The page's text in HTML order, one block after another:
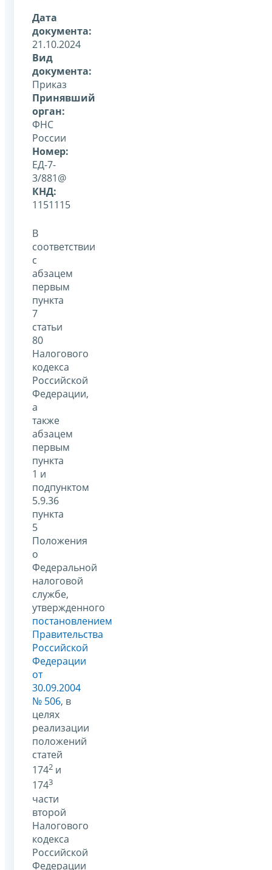
Дата
документа:
21.10.2024
Вид
документа:
Приказ
Принявший
орган:
ФНС
России
Номер:
ЕД-7-
3/881@
КНД:
1151115
В
соответствии
с
абзацем
первым
пункта
7
статьи
80
Налогового
кодекса
Российской
Федерации,
а
также
абзацем
первым
пункта
1 и
подпунктом
5.9.36
пункта
5
Положения
о
Федеральной
налоговой
службе,
утвержденного
постановлением
Правительства
Российской
Федерации
от
30.09.2004
№ 506, в
целях
реализации
положений
статей
1742 и
1743
части
второй
Налогового
кодекса
Российской
Федерации